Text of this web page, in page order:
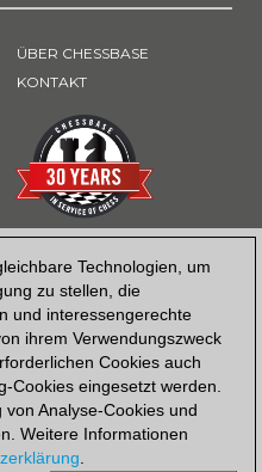
Technologien, um
zu stellen, die
und interessengerechte
ihrem Verwendungszweck
Cookies auch
Cookies eingesetzt werden.
Analyse-Cookies und
Weitere Informationen
.
ÜBER CHESSBASE
KONTAKT